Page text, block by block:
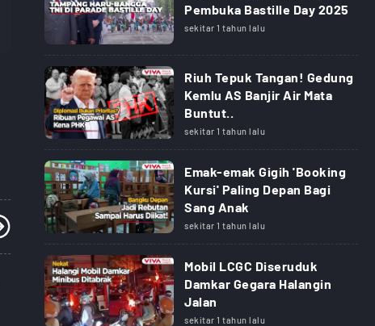
Pembuka Bastille Day 2025
sekitar 1 tahun lalu
Riuh Tepuk Tangan! Gedung
Kemlu AS Banjir Air Mata
Buntut..
sekitar 1 tahun lalu
Emak-emak Gigih 'Booking
Kursi' Paling Depan Bagi
Sang Anak
sekitar 1 tahun lalu
Mobil LCGC Diseruduk
Damkar Gegara Halangin
Jalan
sekitar 1 tahun lalu